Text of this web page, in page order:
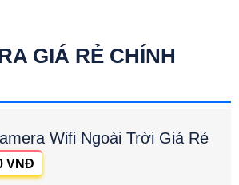
GIÁ RẺ CHÍNH
Wifi Ngoài Trời Giá Rẻ
VNĐ